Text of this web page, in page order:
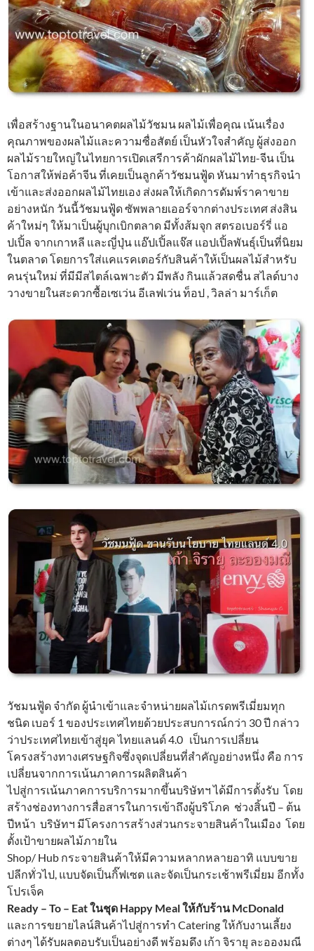
เพื่อสร้างฐานในอนาคตผลไม้วัชมน ผลไม้เพื่อคุณ เน้นเรื่อง
คุณภาพของผลไม้และความซื่อสัตย์ เป็นหัวใจสำคัญ ผู้ส่งออก
ผลไม้รายใหญ่ในไทยการเปิดเสรีการค้าผักผลไม้ไทย-จีน เป็น
โอกาสให้พ่อค้าจีน ที่เคยเป็นลูกค้าวัชมนฟู้ด หันมาทำธุรกิจนำ
เข้าและส่งออกผลไม้ไทยเอง ส่งผลให้เกิดการดัมพ์ราคาขาย
อย่างหนัก วันนี้วัชมนฟู้ด ซัพพลายเออร์จากต่างประเทศ ส่งสิน
ค้าใหม่ๆ ให้มาเป็นผู้บุกเบิกตลาด มีทั้งส้มจุก สตรอเบอร์รี่ แอ
ปเปิ้ล จากเกาหลี และญี่ปุ่น แอ๊ปเปิ้ลแจ๊ส แอปเปิ้ลพันธุ์เป็นที่นิยม
ในตลาด โดยการใส่แคแรคเตอร์กับสินค้าให้เป็นผลไม้สำหรับ
คนรุ่นใหม่ ที่มีมีสไตล์เฉพาะตัว มีพลัง กินแล้วสดชื่น สไลด์บาง
วางขายในสะดวกซื้อเซเว่น อีเลฟเว่น ท็อป , วิลล่า มาร์เก็ต
วัชมนฟู้ด จำกัด ผู้นำเข้าและจำหน่ายผลไม้เกรดพรีเมี่ยมทุก
ชนิด เบอร์ 1 ของประเทศไทยด้วยประสบการณ์กว่า 30 ปี กล่าว
ว่าประเทศไทยเข้าสู่ยุค ไทยแลนด์ 4.0 เป็นการเปลี่ยน
โครงสร้างทางเศรษฐกิจซึ่งจุดเปลี่ยนที่สำคัญอย่างหนึ่ง คือ การ
เปลี่ยนจากการเน้นภาคการผลิตสินค้า
ไปสู่การเน้นภาคการบริการมากขึ้นบริษัทฯ ได้มีการตั้งรับ โดย
สร้างช่องทางการสื่อสารในการเข้าถึงผู้บริโภค ช่วงสิ้นปี – ต้น
ปีหน้า บริษัทฯ มีโครงการสร้างส่วนกระจายสินค้าในเมือง โดย
ตั้งเป้าขายผลไม้ภายใน
Shop/ Hub กระจายสินค้าให้มีความหลากหลายอาทิ แบบขาย
ปลีกทั่วไป, แบบจัดเป็นกิ๊ฟเซต และจัดเป็นกระเช้าพรีเมี่ยม อีกทั้ง
โปรเจ็ค
Ready – To – Eat ในชุด Happy Meal ให้กับร้าน McDonald
และการขยายไลน์สินค้าไปสู่การทำ Catering ให้กับงานเลี้ยง
ต่างๆ ได้รับผลตอบรับเป็นอย่างดี พร้อมดึง เก้า จิรายุ ละอองมณี